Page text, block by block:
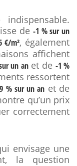
de -1 % sur un
€/m², également
affichent
un anet de -1 %
ressortent
% sur un an et de
qu’un prix
correctement
envisage une
la question